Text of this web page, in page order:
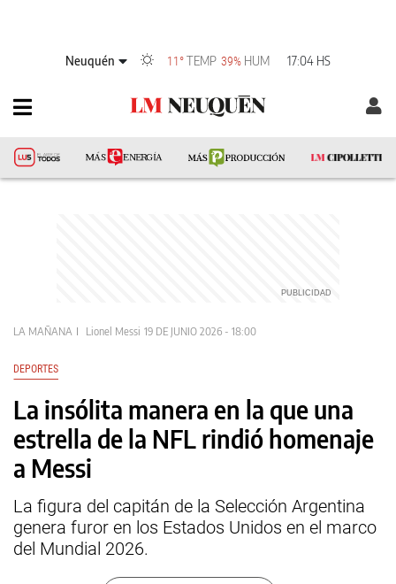
Neuquén 11°TEMP 39% HUM 17:04 HS
LA MAÑANA Lionel Messi 19 DE JUNIO 2026 - 18:00
DEPORTES
La insólita manera en la que una
estrella de la NFL rindió homenaje
a Messi
La figura del capitán de la Selección Argentina
genera furor en los Estados Unidos en el marco
del Mundial 2026.